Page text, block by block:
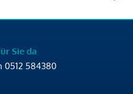
Sie da
0512 584380